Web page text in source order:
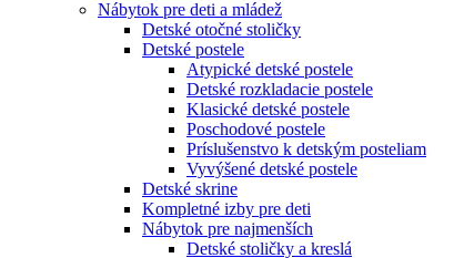
Nábytok pre deti a mládež
Detské otočné stoličky
Detské postele
Atypické detské postele
Detské rozkladacie postele
Klasické detské postele
Poschodové postele
Príslušenstvo k detským posteliam
Vyvýšené detské postele
Detské skrine
Kompletné izby pre deti
Nábytok pre najmenších
Detské stoličky a kreslá